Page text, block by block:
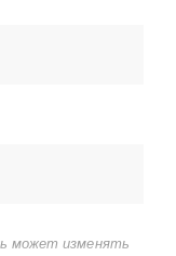
может изменять